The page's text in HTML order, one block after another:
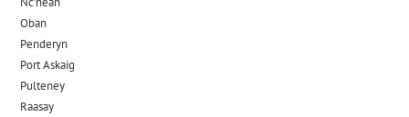
Oban
Penderyn
Port Askaig
Pulteney
Raasay